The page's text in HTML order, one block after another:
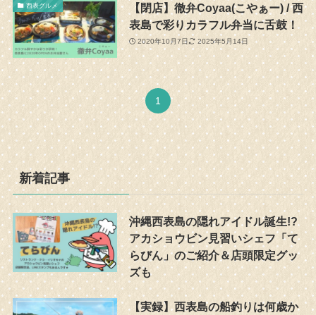
西表グルメ
【閉店】徹弁Coyaa(こやぁー) / 西
表島で彩りカラフル弁当に舌鼓！
2020年10月7日 2025年5月14日
1
新着記事
沖縄西表島の隠れアイドル誕生!?
アカショウビン見習いシェフ「て
らびん」のご紹介＆店頭限定グッ
ズも
【実録】西表島の船釣りは何歳か